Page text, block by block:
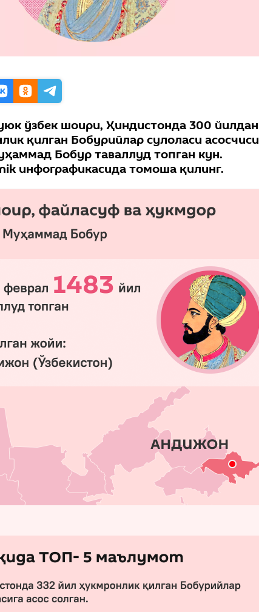
ўзбек шоири, Ҳиндистонда 300 йилдан
қилган Бобурийлар сулоласи асосчиси
Бобур таваллуд топган кун.
инфографикасида томоша қилинг.